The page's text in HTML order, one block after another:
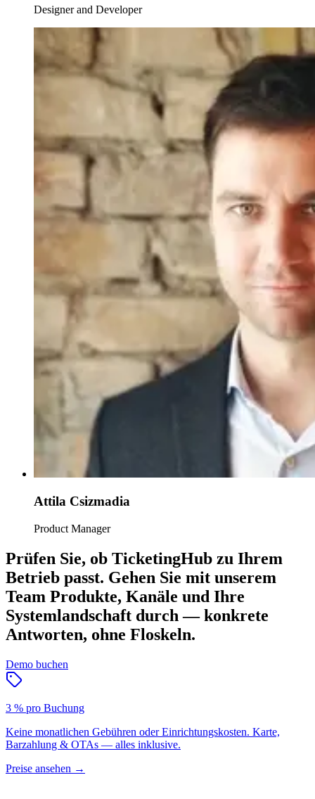
Designer and Developer
Attila Csizmadia
Product Manager
Prüfen Sie, ob TicketingHub zu Ihrem
Betrieb passt. Gehen Sie mit unserem
Team Produkte, Kanäle und Ihre
Systemlandschaft durch — konkrete
Antworten, ohne Floskeln.
Demo buchen
3 % pro Buchung
Keine monatlichen Gebühren oder Einrichtungskosten. Karte,
Barzahlung & OTAs — alles inklusive.
Preise ansehen →